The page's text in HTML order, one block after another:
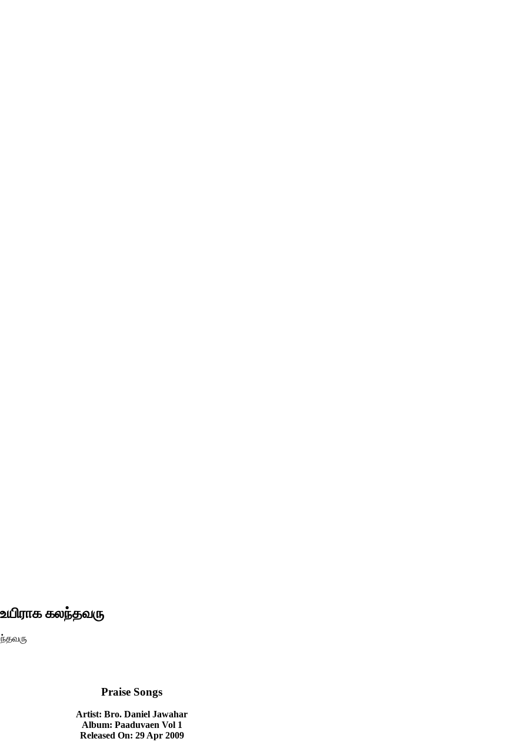
கலந்தவரு
Praise Songs
Artist: Bro. Daniel Jawahar
Album: Paaduvaen Vol 1
Released On: 29 Apr 2009